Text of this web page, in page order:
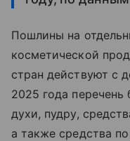
Пошлины на
косметической
стран действуют с
2025 года перечень
духи, пудру,
а также средства